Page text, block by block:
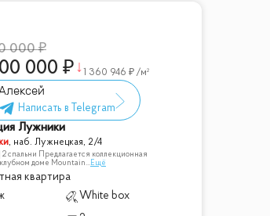
000
000 1 360 946 /м²
Лужники
, наб. Лужнецкая, 2/4
спальни Предлагается коллекционная
доме Mountain...Ещё
квартира
White box